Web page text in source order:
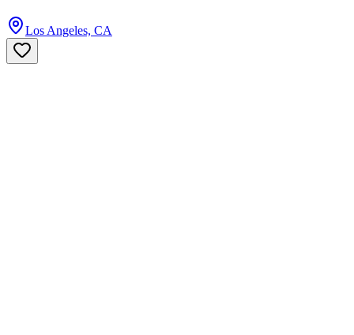
Los Angeles, CA